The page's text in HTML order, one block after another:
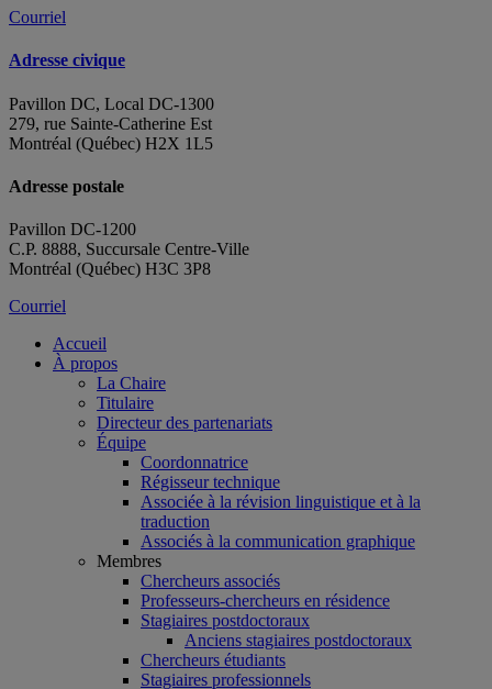
Courriel
Adresse civique
Pavillon DC, Local DC-1300
279, rue Sainte-Catherine Est
Montréal (Québec) H2X 1L5
Adresse postale
Pavillon DC-1200
C.P. 8888, Succursale Centre-Ville
Montréal (Québec) H3C 3P8
Courriel
Accueil
À propos
La Chaire
Titulaire
Directeur des partenariats
Équipe
Coordonnatrice
Régisseur technique
Associée à la révision linguistique et à la
traduction
Associés à la communication graphique
Membres
Chercheurs associés
Professeurs-chercheurs en résidence
Stagiaires postdoctoraux
Anciens stagiaires postdoctoraux
Chercheurs étudiants
Stagiaires professionnels